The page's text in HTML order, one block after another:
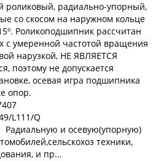
радиально-упорный,
со скосом на наружном кольце
Роликоподшипник рассчитан
с умеренной частотой вращения
нарузкой, НЕ ЯВЛЯЕТСЯ
поэтому не допускается
осевая игра подшипника
опор.
L111/Q
и осевую(упорную)
техники,
и пр...